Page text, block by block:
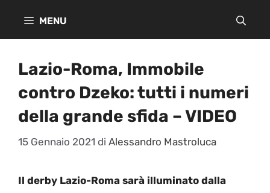
MENU
Lazio-Roma, Immobile
contro Dzeko: tutti i numeri
della grande sfida – VIDEO
15 Gennaio 2021 di Alessandro Mastroluca
Il derby Lazio-Roma sarà illuminato dalla